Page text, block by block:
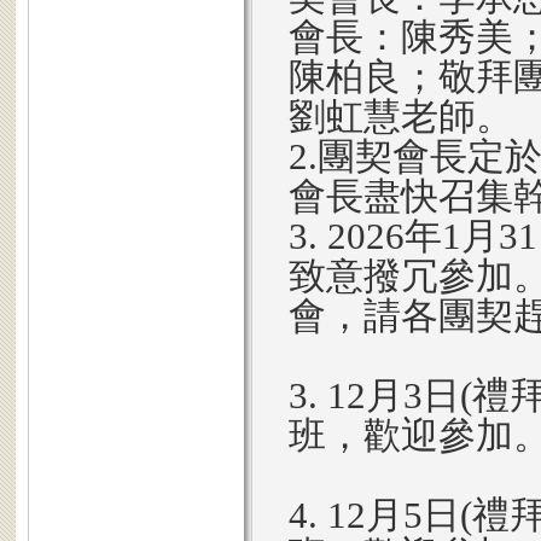
會長：陳秀美
陳柏良；敬拜
劉虹慧老師。
2.團契會長定
會長盡快召集
3. 2026年1月
致意撥冗參加
會，請各團契
3. 12月3日(禮
班，歡迎參加
4. 12月5日(禮